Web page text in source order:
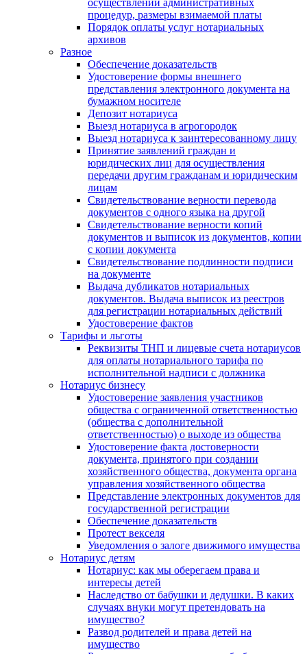
процедур, размеры взимаемой платы
Порядок оплаты услуг нотариальных
архивов
Разное
Обеспечение доказательств
Удостоверение формы внешнего
представления электронного документа на
бумажном носителе
Депозит нотариуса
Выезд нотариуса в агрогородок
Выезд нотариуса к заинтересованному лицу
Принятие заявлений граждан и
юридических лиц для осуществления
передачи другим гражданам и юридическим
лицам
Свидетельствование верности перевода
документов с одного языка на другой
Свидетельствование верности копий
документов и выписок из документов, копии
с копии документа
Свидетельствование подлинности подписи
на документе
Выдача дубликатов нотариальных
документов. Выдача выписок из реестров
для регистрации нотариальных действий
Удостоверение фактов
Тарифы и льготы
Реквизиты ТНП и лицевые счета нотариусов
для оплаты нотариального тарифа по
исполнительной надписи с должника
Нотариус бизнесу
Удостоверение заявления участников
общества с ограниченной ответственностью
(общества с дополнительной
ответственностью) о выходе из общества
Удостоверение факта достоверности
документа, принятого при создании
хозяйственного общества, документа органа
управления хозяйственного общества
Представление электронных документов для
государственной регистрации
Обеспечение доказательств
Протест векселя
Уведомления о залоге движимого имущества
Нотариус детям
Нотариус: как мы оберегаем права и
интересы детей
Наследство от бабушки и дедушки. В каких
случаях внуки могут претендовать на
имущество?
Развод родителей и права детей на
имущество